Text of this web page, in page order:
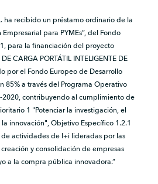
ha recibido un préstamo ordinario de la
para PYMEs”, del Fondo
para la financiación del proyecto
CARGA PORTÁTIL INTELIGENTE DE
por el Fondo Europeo de Desarrollo
85% a través del Programa Operativo
2020, contribuyendo al cumplimiento de
1 "Potenciar la investigación, el
innovación", Objetivo Específico 1.2.1
actividades de I+i lideradas por las
y consolidación de empresas
a la compra pública innovadora.”